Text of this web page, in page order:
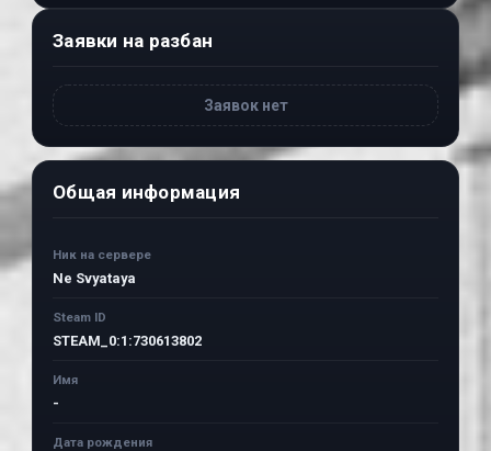
Заявки на разбан
Заявок нет
Общая информация
Ник на сервере
Ne Svyataya
Steam ID
STEAM_0:1:730613802
Имя
-
Дата рождения